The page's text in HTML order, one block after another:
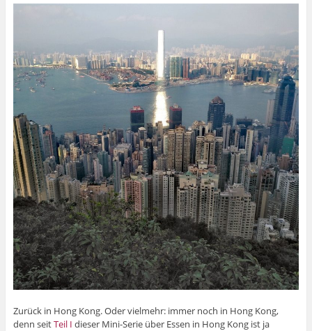
Zurück in Hong Kong. Oder vielmehr: immer noch in Hong Kong,
denn seitTeil I dieser Mini-Serie über Essen in Hong Kong ist ja